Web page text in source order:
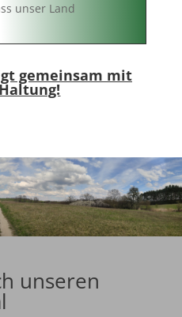
unser Land
gemeinsam mit
unseren